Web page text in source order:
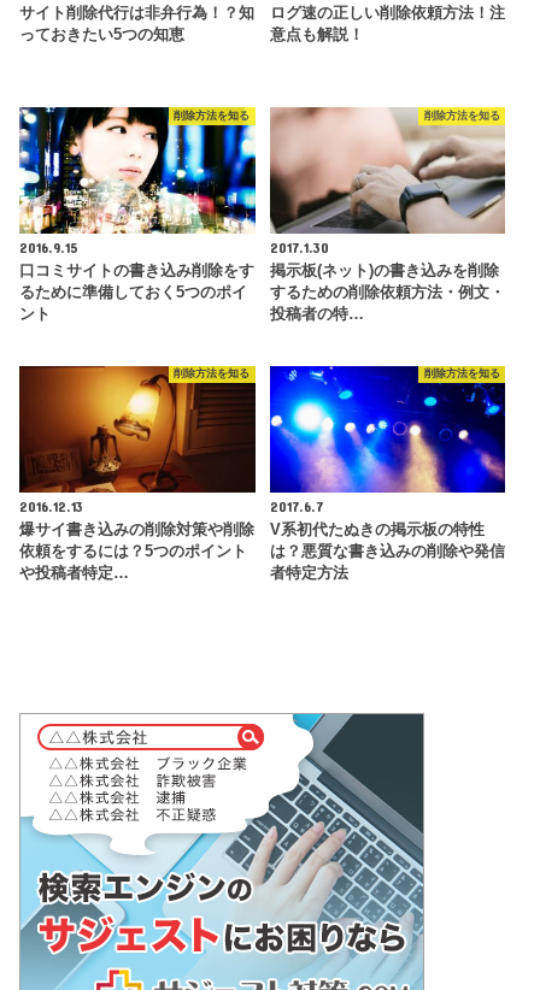
サイト削除代行は非弁行為！？知
っておきたい5つの知恵
ログ速の正しい削除依頼方法！注
意点も解説！
削除方法を知る
2016.9.15
口コミサイトの書き込み削除をす
るために準備しておく5つのポイ
ント
削除方法を知る
2017.1.30
掲示板(ネット)の書き込みを削除
するための削除依頼方法・例文・
投稿者の特…
削除方法を知る
2016.12.13
爆サイ書き込みの削除対策や削除
依頼をするには？5つのポイント
や投稿者特定…
削除方法を知る
2017.6.7
V系初代たぬきの掲示板の特性
は？悪質な書き込みの削除や発信
者特定方法